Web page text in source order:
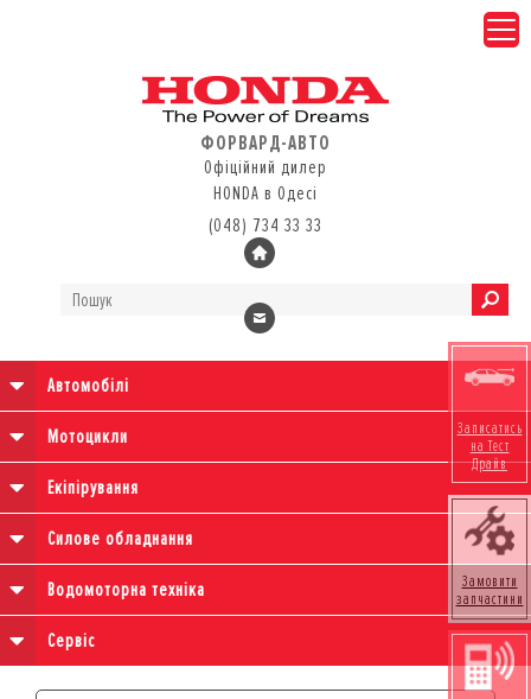
ФОРВАРД-АВТО
Офіційний дилер
HONDA в Одесі
(048) 734 33 33
Автомобілі
Мотоцикли
Екіпірування
Силове обладнання
Водомоторна техніка
Сервіс
Записатись
на Тест
Драйв
Замовити
запчастини